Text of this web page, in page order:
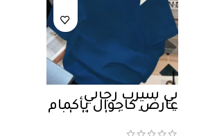
تي شيرت رجالي
عارض كاجوال بأكمام
قصيرة وقطع الوان،
صيفي , المقاس : L